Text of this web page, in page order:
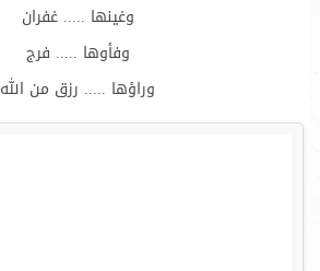
وغينها ..... غفران
وفأوها ..... فرج
وراؤها ..... رزق من الله